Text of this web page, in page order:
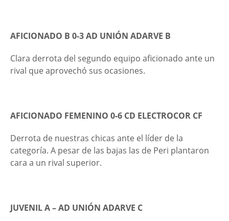
AFICIONADO B 0-3 AD UNIÓN ADARVE B
Clara derrota del segundo equipo aficionado ante un
rival que aprovechó sus ocasiones.
AFICIONADO FEMENINO 0-6 CD ELECTROCOR CF
Derrota de nuestras chicas ante el líder de la
categoría. A pesar de las bajas las de Peri plantaron
cara a un rival superior.
JUVENIL A – AD UNIÓN ADARVE C